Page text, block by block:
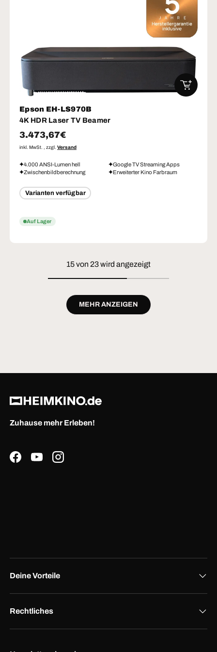
Epson EH-LS970B
4K HDR Laser TV Beamer
Normaler Preis
3.473,67€
inkl. MwSt. , zzgl. Versand
4.000 ANSI-Lumen hell
Google TV Streaming Apps
Zwischenbildberechnung
Erweiterter Kino Farbraum
Varianten verfügbar
Auf Lager
IN DEN
15 von 23 wird angezeigt
MEHR ANZEIGEN
Zuhause mehr Erleben!
FacebookYouTubeInstagram
Deine Vorteile
Rechtliches